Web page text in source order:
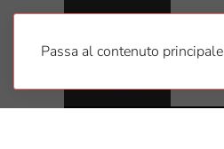
Passa al contenuto principale